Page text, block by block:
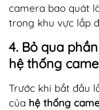
camera bao quát
trong khu vực lắp
4. Bỏ qua
hệ thống
Trước khi bắt đầu
của hệ thống